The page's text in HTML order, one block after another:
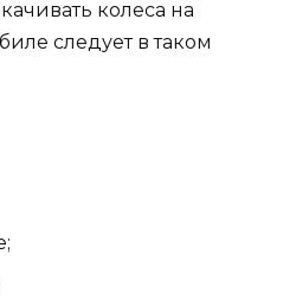
колеса на
следует в таком